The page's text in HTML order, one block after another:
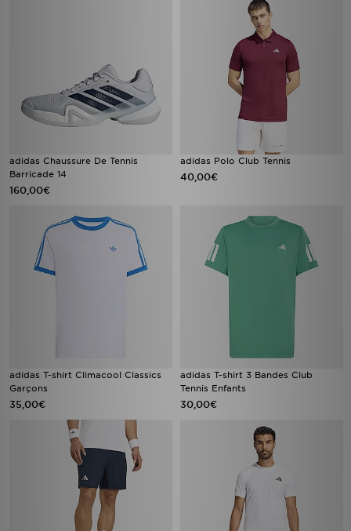
adidas Chaussure De Tennis
Barricade 14
160,00€
adidas Polo Club Tennis
40,00€
adidas T-shirt Climacool Classics
Garçons
35,00€
adidas T-shirt 3 Bandes Club
Tennis Enfants
30,00€